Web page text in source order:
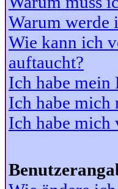
Warum werde
Wie kann ich
auftaucht?
Ich habe mein
Ich habe mich
Ich habe mich